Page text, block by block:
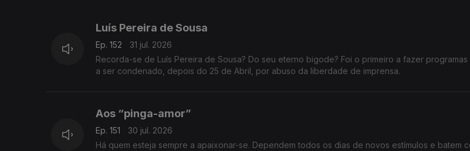
Luís Pereira de Sousa
Ep. 152
31 jul. 2026
Recorda-se de Luís Pereira de Sousa? Do seu eterno bigode? Foi o primeiro a fazer
a ser condenado, depois do 25 de Abril, por abuso da liberdade de imprensa.
Aos “pinga-amor”
Ep. 151
30 jul. 2026
Há quem esteja sempre a apaixonar-se. Dependem todos os dias de novos estímulos e batem